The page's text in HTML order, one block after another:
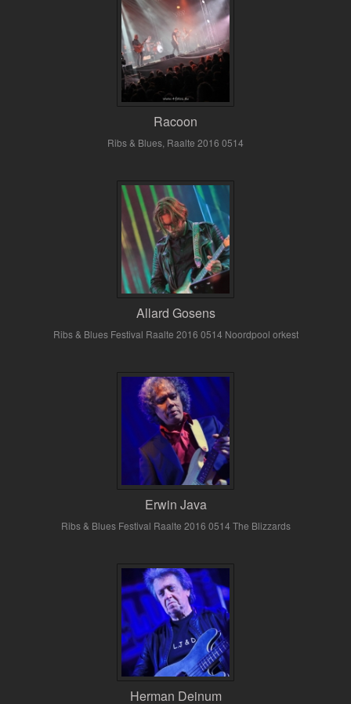
Racoon
Ribs & Blues, Raalte 2016 0514
Allard Gosens
Ribs & Blues Festival Raalte 2016 0514 Noordpool orkest
Erwin Java
Ribs & Blues Festival Raalte 2016 0514 The Blizzards
Herman Deinum